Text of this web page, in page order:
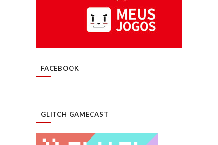
FACEBOOK
GLITCH GAMECAST